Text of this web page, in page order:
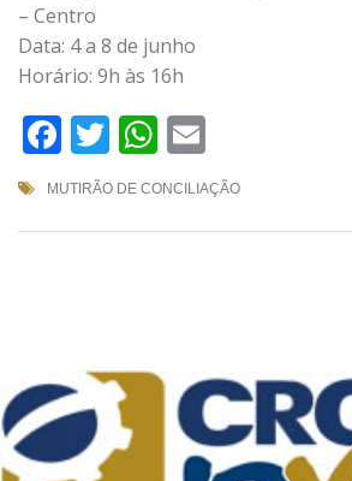
– Centro
Data: 4 a 8 de junho
Horário: 9h às 16h
Facebook
TwitterWhatsApp
MUTIRÃO DE CONCILIAÇÃO